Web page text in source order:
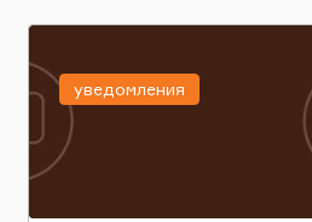
уведомления